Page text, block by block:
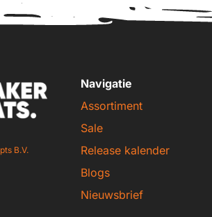
B.V.
Navigatie
Assortiment
Sale
Release kalender
Blogs
Nieuwsbrief